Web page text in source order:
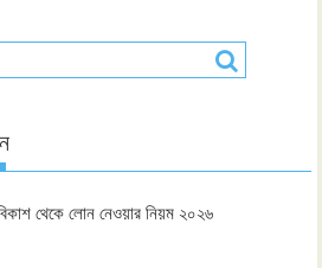
থেকে লোন নেওয়ার নিয়ম ২০২৬